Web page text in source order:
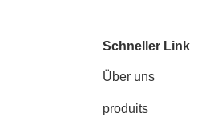
Schneller Link
Über uns
produits